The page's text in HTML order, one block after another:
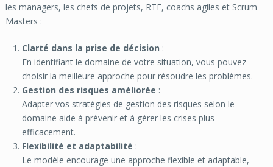
les managers, les chefs de projets, RTE, coachs agiles et Scrum
Masters :
Clarté dans la prise de décision :
En identifiant le domaine de votre situation, vous pouvez
choisir la meilleure approche pour résoudre les problèmes.
Gestion des risques améliorée :
Adapter vos stratégies de gestion des risques selon le
domaine aide à prévenir et à gérer les crises plus
efficacement.
Flexibilité et adaptabilité :
Le modèle encourage une approche flexible et adaptable,